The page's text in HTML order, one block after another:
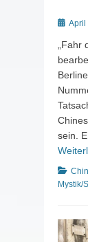
Posted
April
„Fahr
sein.
Mystik/